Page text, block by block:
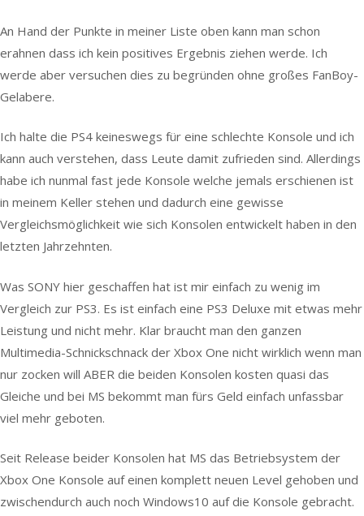
An Hand der Punkte in meiner Liste oben kann man schon
erahnen dass ich kein positives Ergebnis ziehen werde. Ich
werde aber versuchen dies zu begründen ohne großes FanBoy-
Gelabere.
Ich halte die PS4 keineswegs für eine schlechte Konsole und ich
kann auch verstehen, dass Leute damit zufrieden sind. Allerdings
habe ich nunmal fast jede Konsole welche jemals erschienen ist
in meinem Keller stehen und dadurch eine gewisse
Vergleichsmöglichkeit wie sich Konsolen entwickelt haben in den
letzten Jahrzehnten.
Was SONY hier geschaffen hat ist mir einfach zu wenig im
Vergleich zur PS3. Es ist einfach eine PS3 Deluxe mit etwas mehr
Leistung und nicht mehr. Klar braucht man den ganzen
Multimedia-Schnickschnack der Xbox One nicht wirklich wenn man
nur zocken will ABER die beiden Konsolen kosten quasi das
Gleiche und bei MS bekommt man fürs Geld einfach unfassbar
viel mehr geboten.
Seit Release beider Konsolen hat MS das Betriebsystem der
Xbox One Konsole auf einen komplett neuen Level gehoben und
zwischendurch auch noch Windows10 auf die Konsole gebracht.